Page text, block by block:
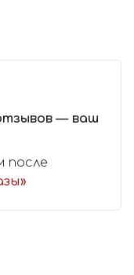
— ваш
после